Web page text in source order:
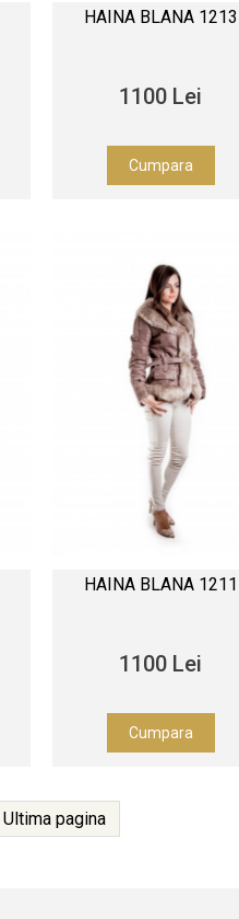
HAINA BLANA 1213
1100 Lei
Cumpara
HAINA BLANA 1211
1100 Lei
Cumpara
Ultima pagina